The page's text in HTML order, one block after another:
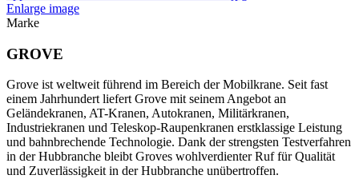
Enlarge image
Marke
GROVE
Grove ist weltweit führend im Bereich der Mobilkrane. Seit fast
einem Jahrhundert liefert Grove mit seinem Angebot an
Geländekranen, AT-Kranen, Autokranen, Militärkranen,
Industriekranen und Teleskop-Raupenkranen erstklassige Leistung
und bahnbrechende Technologie. Dank der strengsten Testverfahren
in der Hubbranche bleibt Groves wohlverdienter Ruf für Qualität
und Zuverlässigkeit in der Hubbranche unübertroffen.